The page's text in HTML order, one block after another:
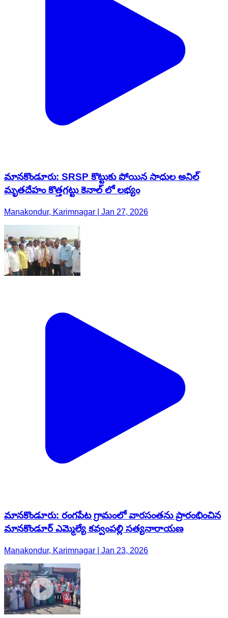
మానకొండూరు: SRSP కొట్టుకు పోయిన సాధుల అనిల్
మృతదేహం కొత్తగట్టు కెనాల్ లో లభ్యం
Manakondur, Karimnagar | Jan 27, 2026
మానకొండూరు: రంగపేట గ్రామంలో వారసంతను ప్రారంభించిన
మానకొండూర్ ఎమ్మెల్యే కవ్వంపల్లి సత్యనారాయణ
Manakondur, Karimnagar | Jan 23, 2026